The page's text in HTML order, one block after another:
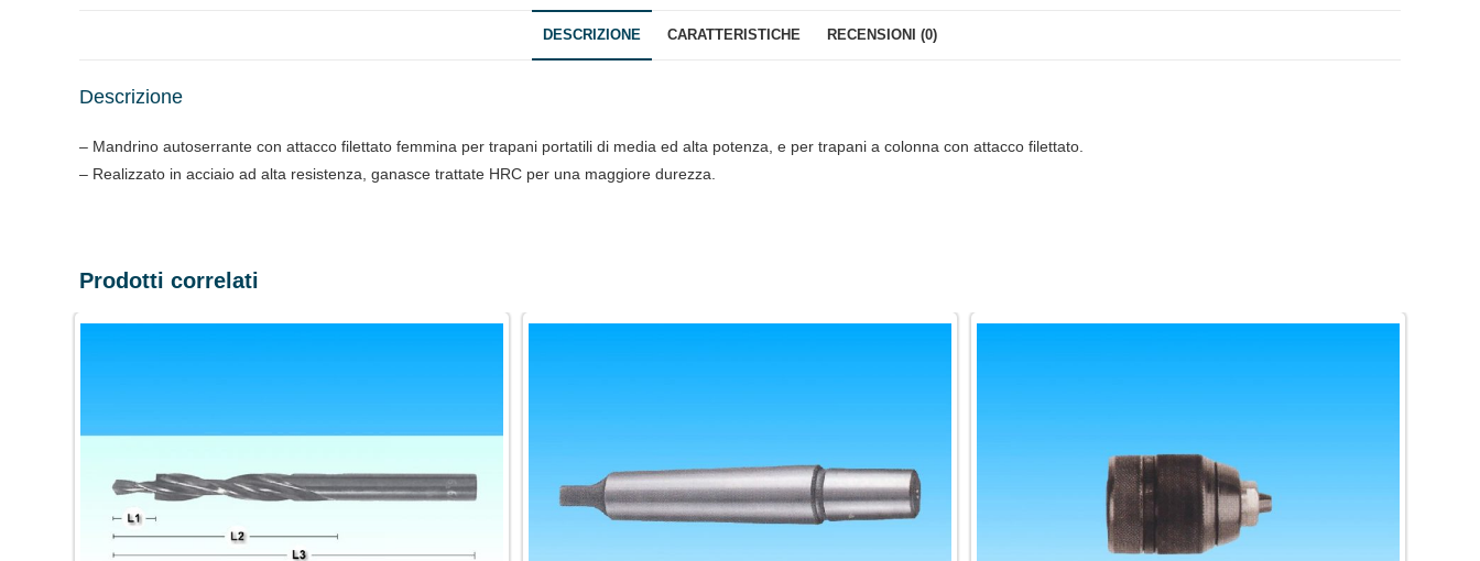
DESCRIZIONE CARATTERISTICHE RECENSIONI (0)
Descrizione
– Mandrino autoserrante con attacco filettato femmina per trapani portatili di media ed alta potenza, e per trapani a colonna con attacco filettato.
– Realizzato in acciaio ad alta resistenza, ganasce trattate HRC per una maggiore durezza.
Prodotti correlati